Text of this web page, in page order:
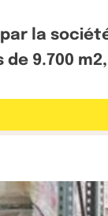
par la
de 9.700